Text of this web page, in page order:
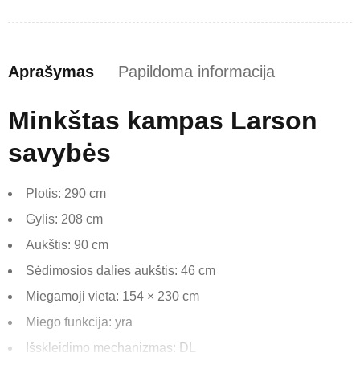
Aprašymas Papildoma informacija
Minkštas kampas Larson
savybės
Plotis: 290 cm
Gylis: 208 cm
Aukštis: 90 cm
Sėdimosios dalies aukštis: 46 cm
Miegamoji vieta: 154 × 230 cm
Miego funkcija: yra
Išskleidimo mechanizmas: DL